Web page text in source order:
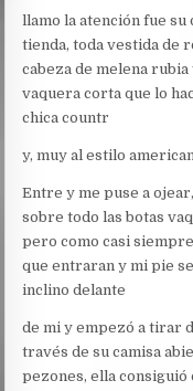
llamo la atención fue su
tienda, toda vestida de
cabeza de melena
vaquera corta que lo
chica countr
y, muy al estilo
Entre y me puse a
sobre todo las botas
pero como casi
que entraran y mi pie
inclino delante
de mi y empezó a tirar
través de su camisa
pezones, ella